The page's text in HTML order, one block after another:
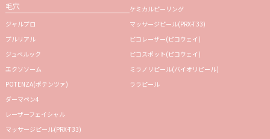
毛穴
ジャルプロ
プルリアル
ジュベルック
エクソソーム
POTENZA(ポテンツァ)
ダーマペン4
レーザーフェイシャル
マッサージピール(PRX-T33)
ケミカルピーリング
マッサージピール(PRX-T33)
ピコレーザー(ピコウェイ)
ピコスポット(ピコウェイ)
ミラノリピール(バイオリピール)
ララピール